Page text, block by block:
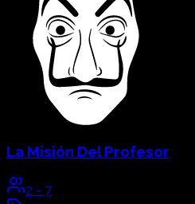
La Misión Del Profesor
2 - 7